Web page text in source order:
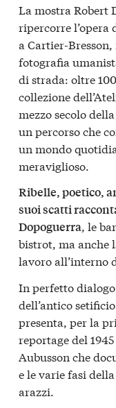
La mostra Robert
ripercorre l’opera
a Cartier-
fotografia
di strada: oltre
collezione
mezzo secolo
un percorso che
un mondo
meraviglioso.
Ribelle, poetico,
suoi scatti
Dopoguerra, le
bistrot, ma anche
lavoro all’interno
In perfetto dialogo
dell’antico
presenta, per la
reportage del
Aubusson che
e le varie fasi
arazzi.